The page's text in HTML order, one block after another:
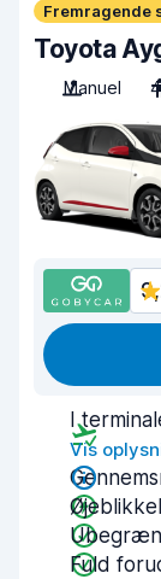
Fremragende
Toyota
Manuel
4
I
Vis
Fuld